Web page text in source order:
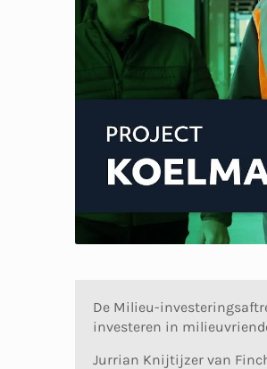
De Milieu-
investeren in
Jurrian Knijtijzer van